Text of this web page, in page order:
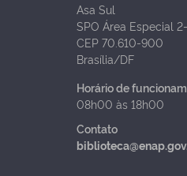
Asa Sul
SPO Área Especial
CEP 70.610-900
Brasília/DF
Horário de
08h00 às 18h00
Contato